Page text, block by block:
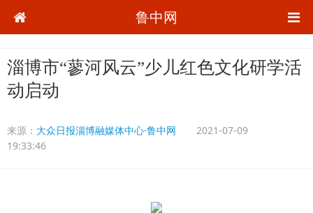
鲁中网
淄博市“蓼河风云”少儿红色文化研学活
动启动
来源： 大众日报淄博融媒体中心·鲁中网
2021-07-09
19:33:46